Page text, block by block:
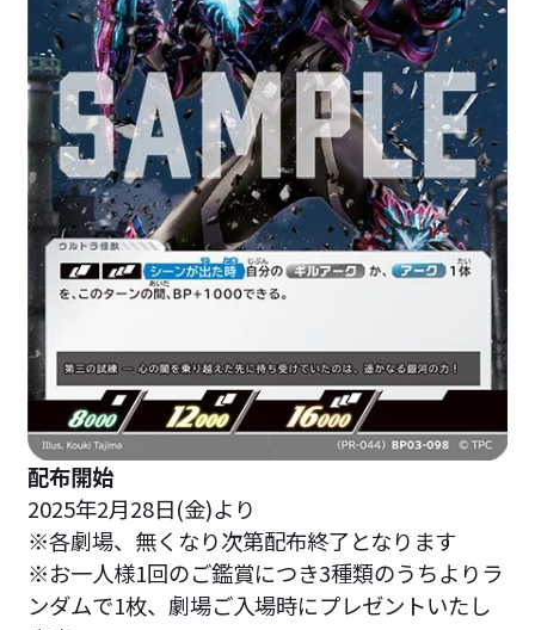
配布開始
2025年2月28日(金)より
※各劇場、無くなり次第配布終了となります
※お一人様1回のご鑑賞につき3種類のうちよりラ
ンダムで1枚、劇場ご入場時にプレゼントいたし